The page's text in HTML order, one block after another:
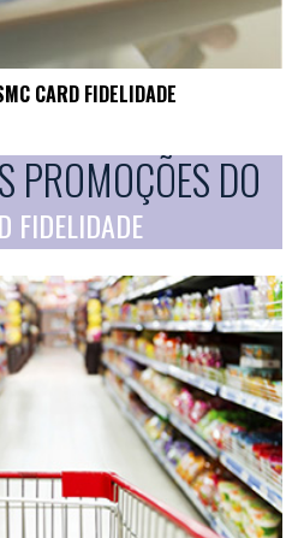
CARD FIDELIDADE
PROMOÇÕES DO
FIDELIDADE